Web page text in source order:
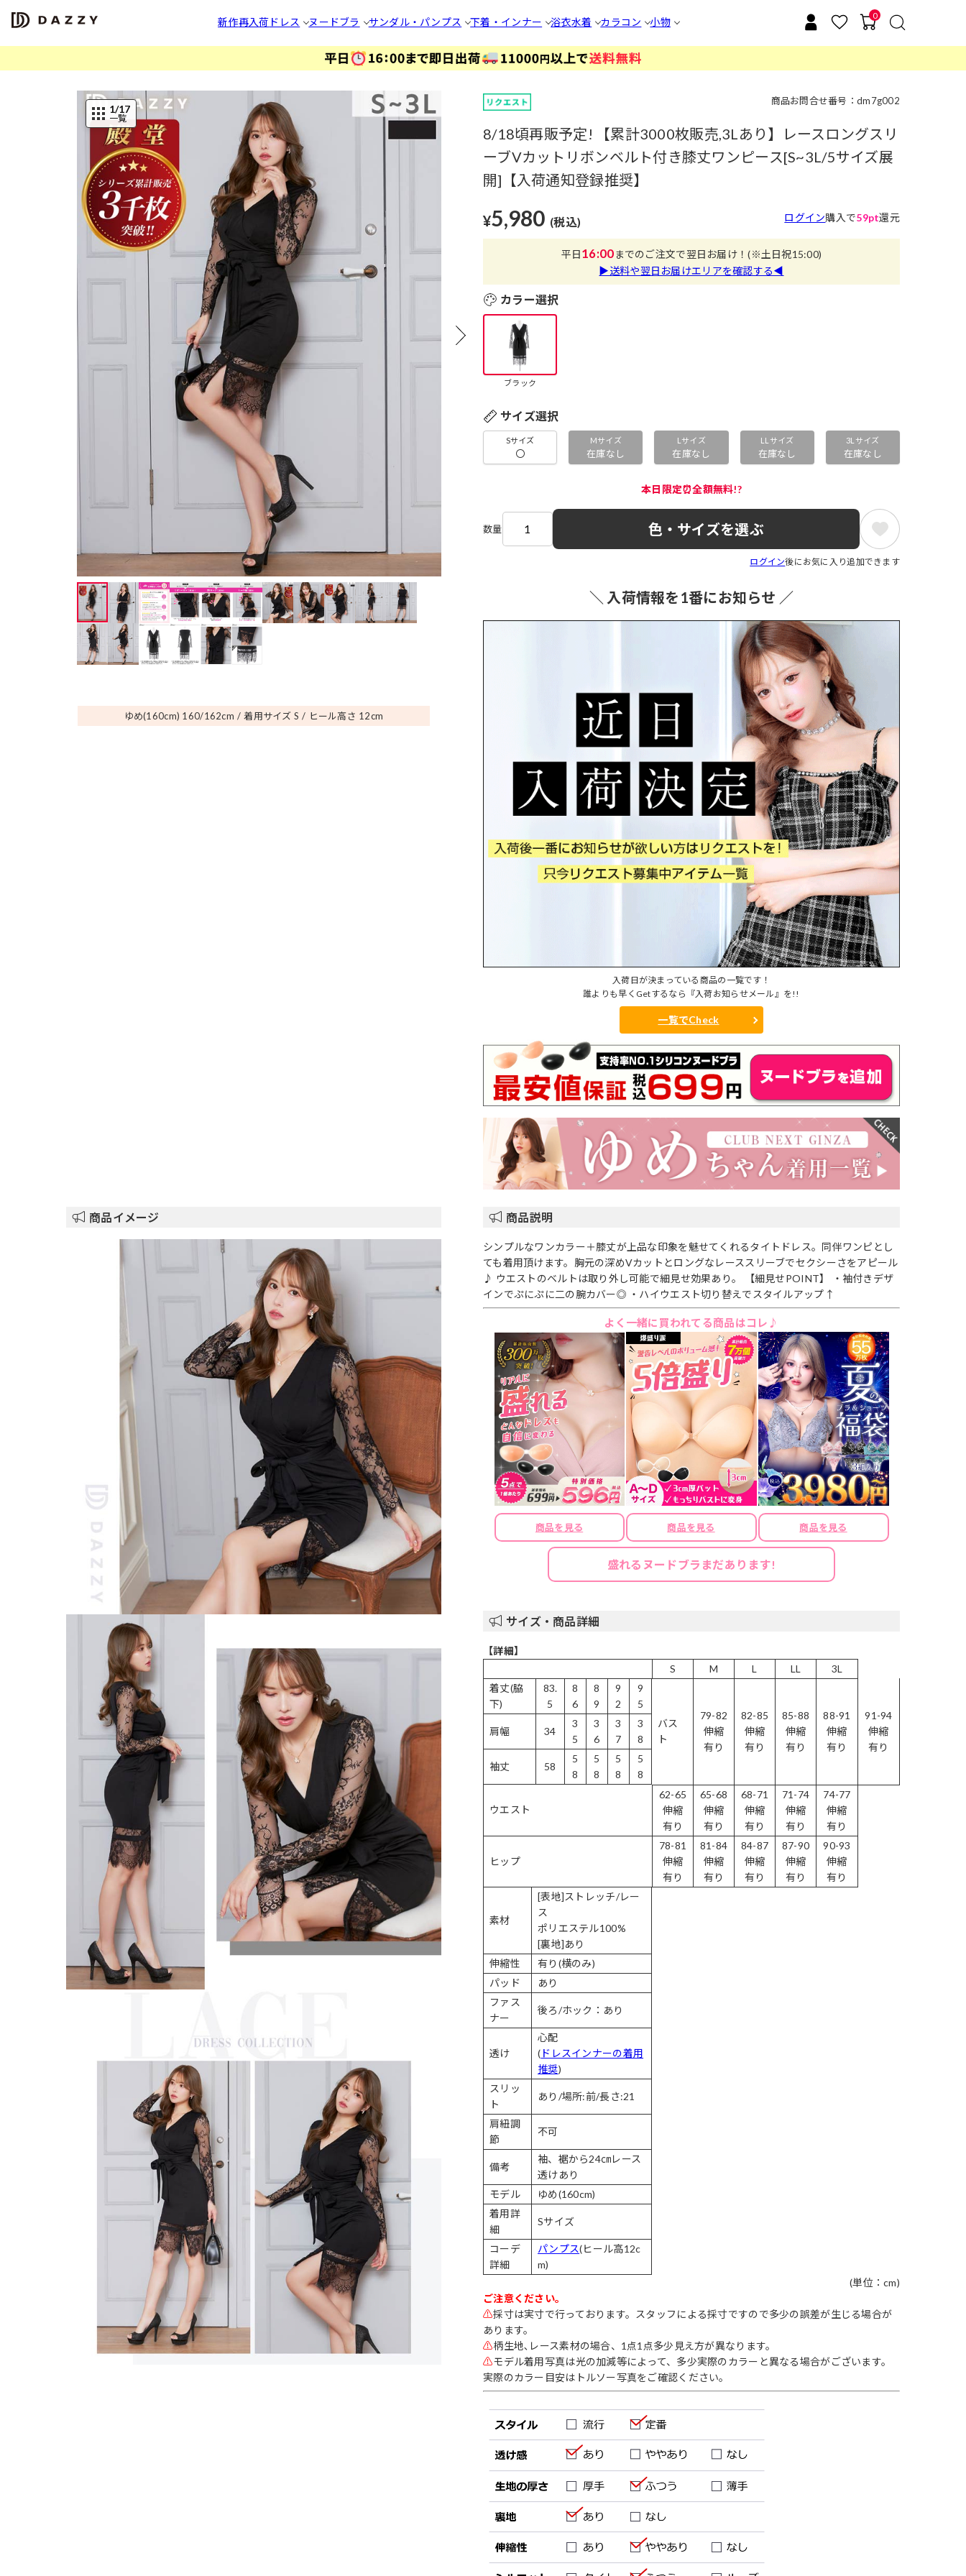
新作再入荷 ドレス ヌードブラ サンダル・パンプス 下着・インナー 浴衣水着 カラコン 小物
0
1/17
一覧
ゆめ(160cm) 160/162cm 着用サイズ S ヒール高さ 12cm
商品お問合せ番号：dm7g002
8/18頃再販予定! 【累計3000枚販売,3Lあり】レースロングスリ
ーブVカットリボンベルト付き膝丈ワンピース[S~3L/5サイズ展
開]【入荷通知登録推奨】
¥5,980 (税込) ログイン購入で59pt還元
平日16:00までのご注文で翌日お届け！(※土日祝15:00)
▶送料や翌日お届けエリアを確認する◀
カラー選択
ブラック
サイズ選択
Sサイズ
〇
Mサイズ
在庫なし
Lサイズ
在庫なし
LLサイズ
在庫なし
3Lサイズ
在庫なし
本日限定⏰全額無料!?
数量 色・サイズを選ぶ
ログイン後にお気に入り追加できます
＼ 入荷情報を1番にお知らせ ／
入荷日が決まっている商品の一覧です！
誰よりも早くGetするなら『入荷お知らせメール』を!!
一覧でCheck
商品イメージ 商品説明
シンプルなワンカラー＋膝丈が上品な印象を魅せてくれるタイトドレス。同伴ワンピとし
ても着用頂けます。胸元の深めVカットとロングなレーススリーブでセクシーさをアピール
♪ ウエストのベルトは取り外し可能で細見せ効果あり。 【細見せPOINT】 ・袖付きデザ
インでぷにぷに二の腕カバー◎ ・ハイウエスト切り替えでスタイルアップ↑
よく一緒に買われてる商品はコレ♪
商品を見る 商品を見る 商品を見る
盛れるヌードブラまだあります!
サイズ・商品詳細
【詳細】
S
M L LL
3L
着丈(脇
下)
83.
5
8
6
8
9
9
2
9
5
肩幅 34
3
5
3
6
3
7
3
8
袖丈 58
5
8
5
8
5
8
5
8
バス
ト
79-82
伸縮
有り
82-85
伸縮
有り
85-88
伸縮
有り
88-91
伸縮
有り
91-94
伸縮
有り
ウエスト
62-65
伸縮
有り
65-68
伸縮
有り
68-71
伸縮
有り
71-74
伸縮
有り
74-77
伸縮
有り
ヒップ
78-81
伸縮
有り
81-84
伸縮
有り
84-87
伸縮
有り
87-90
伸縮
有り
90-93
伸縮
有り
素材
[表地]ストレッチ/レー
ス
ポリエステル100%
[裏地]あり
伸縮性
有り(横のみ)
パッド
あり
ファス
ナー
後ろ/ホック：あり
透け
心配
( ドレスインナーの着用
推奨)
スリッ
ト
あり/場所:前/長さ:21
肩紐調
節
不可
備考
袖、裾から24㎝レース
透けあり
モデル
ゆめ(160cm)
着用詳
細
Sサイズ
コーデ
詳細
パンプス(ヒール高12c
m)
(単位：cm)
ご注意ください。
⚠採寸は実寸で行っております。スタッフによる採寸ですので多少の誤差が生じる場合が
あります。
⚠柄生地､レース素材の場合、1点1点多少見え方が異なります。
⚠モデル着用写真は光の加減等によって、多少実際のカラーと異なる場合がございます。
実際のカラー目安はトルソー写真をご確認ください。